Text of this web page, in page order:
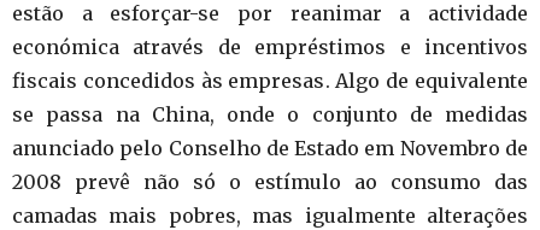
estão a esforçar-se por reanimar a actividade
económica através de empréstimos e incentivos
fiscais concedidos às empresas. Algo de equivalente
se passa na China, onde o conjunto de medidas
anunciado pelo Conselho de Estado em Novembro de
2008 prevê não só o estímulo ao consumo das
camadas mais pobres, mas igualmente alterações